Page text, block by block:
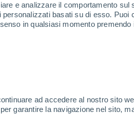
e analizzare il comportamento sul
basati su di esso. Puoi
in qualsiasi momento premendo
ad accedere al nostro sito
garantire la navigazione nel sito,
6